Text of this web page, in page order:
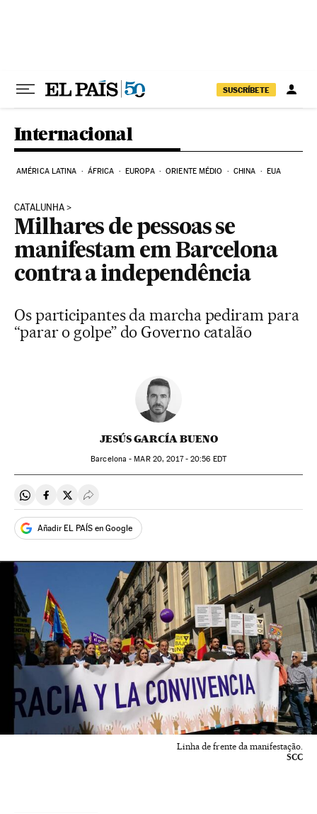
SUSCRÍBETE
Internacional
AMÉRICA LATINA ÁFRICA EUROPA ORIENTE MÉDIO CHINA EUA
CATALUNHA
Milhares de pessoas se
manifestam em Barcelona
contra a independência
Os participantes da marcha pediram para
“parar o golpe” do Governo catalão
JESÚS GARCÍA BUENO
Barcelona -MAR20, 2017 - 20:56 EDT
Compartir en Whatsapp
Compartir en Facebook
Compartir en Twitter
Desplegar Redes Sociales
Añadir EL PAÍS en Google
Linha de frente da manifestação.
SCC